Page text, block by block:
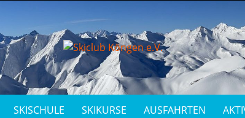
SKISCHULE SKIKURSE AUSFAHRTEN